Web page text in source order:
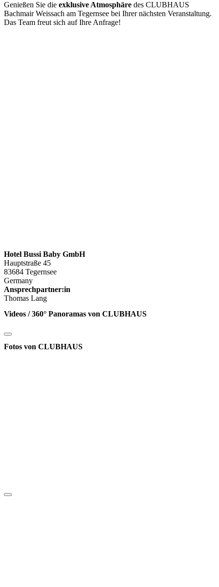
Genießen Sie die exklusive Atmosphäre des CLUBHAUS
Bachmair Weissach am Tegernsee bei Ihrer nächsten Veranstaltung.
Das Team freut sich auf Ihre Anfrage!
Hotel Bussi Baby GmbH
Hauptstraße 45
83684 Tegernsee
Germany
Ansprechpartner:in
Thomas Lang
Videos / 360° Panoramas von CLUBHAUS
Fotos von CLUBHAUS